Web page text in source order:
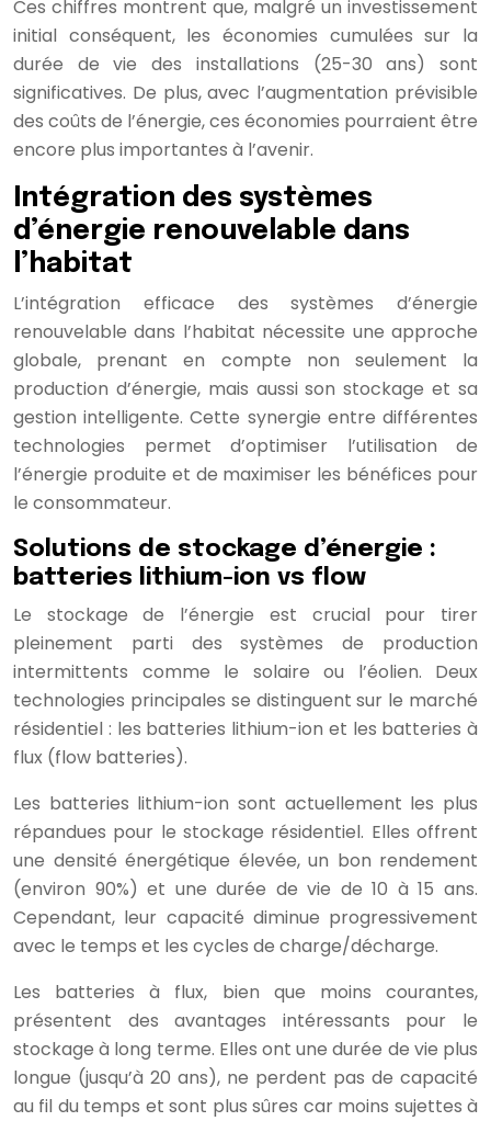
Ces chiffres montrent que, malgré un investissement
initial conséquent, les économies cumulées sur la
durée de vie des installations (25-30 ans) sont
significatives. De plus, avec l’augmentation prévisible
des coûts de l’énergie, ces économies pourraient être
encore plus importantes à l’avenir.
Intégration des systèmes
d’énergie renouvelable dans
l’habitat
L’intégration efficace des systèmes d’énergie
renouvelable dans l’habitat nécessite une approche
globale, prenant en compte non seulement la
production d’énergie, mais aussi son stockage et sa
gestion intelligente. Cette synergie entre différentes
technologies permet d’optimiser l’utilisation de
l’énergie produite et de maximiser les bénéfices pour
le consommateur.
Solutions de stockage d’énergie :
batteries lithium-ion vs flow
Le stockage de l’énergie est crucial pour tirer
pleinement parti des systèmes de production
intermittents comme le solaire ou l’éolien. Deux
technologies principales se distinguent sur le marché
résidentiel : les batteries lithium-ion et les batteries à
flux (flow batteries).
Les batteries lithium-ion sont actuellement les plus
répandues pour le stockage résidentiel. Elles offrent
une densité énergétique élevée, un bon rendement
(environ 90%) et une durée de vie de 10 à 15 ans.
Cependant, leur capacité diminue progressivement
avec le temps et les cycles de charge/décharge.
Les batteries à flux, bien que moins courantes,
présentent des avantages intéressants pour le
stockage à long terme. Elles ont une durée de vie plus
longue (jusqu’à 20 ans), ne perdent pas de capacité
au fil du temps et sont plus sûres car moins sujettes à